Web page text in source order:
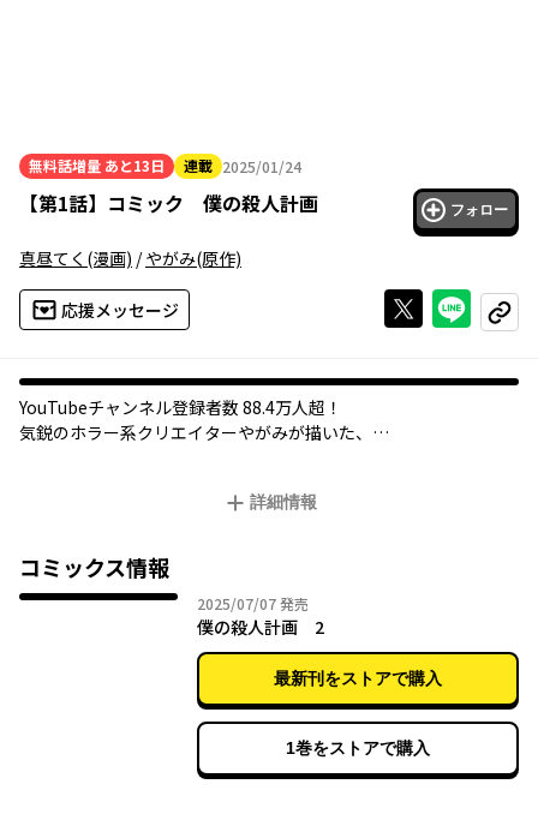
無料話増量 あと13日 連載 2025/01/24
2025年01月24日
【第1話】 コミック 僕の殺人計画 フォロー
真昼てく (漫画) /やがみ(原作)
応援メッセージ Xで投稿する
ライン
コピー
YouTubeチャンネル登録者数 88.4万人超！
気鋭のホラー系クリエイターやがみが描いた、
それを、緻密で繊細、そして圧倒的画力を誇る、
アナタは世紀の傑作を目の当たりにする！
詳細情報
コミックス情報
2025/07/072025年07月07日
発売
僕の殺人計画 2
最新刊をストアで購入
1巻をストアで購入